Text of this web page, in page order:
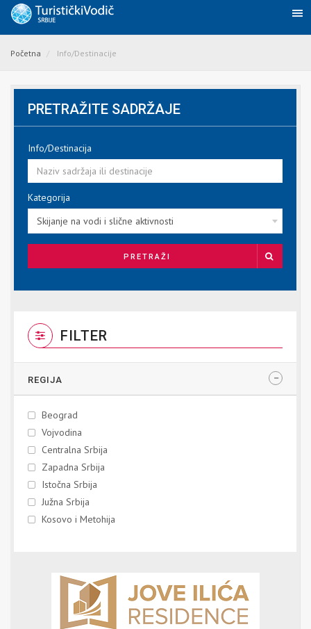
Početna Info/Destinacije
PRETRAŽITE SADRŽAJE
Info/Destinacija
Kategorija
Skijanje na vodi i slične aktivnosti
PRETRAŽI
FILTER
REGIJA
Beograd
Vojvodina
Centralna Srbija
Zapadna Srbija
Istočna Srbija
Južna Srbija
Kosovo i Metohija